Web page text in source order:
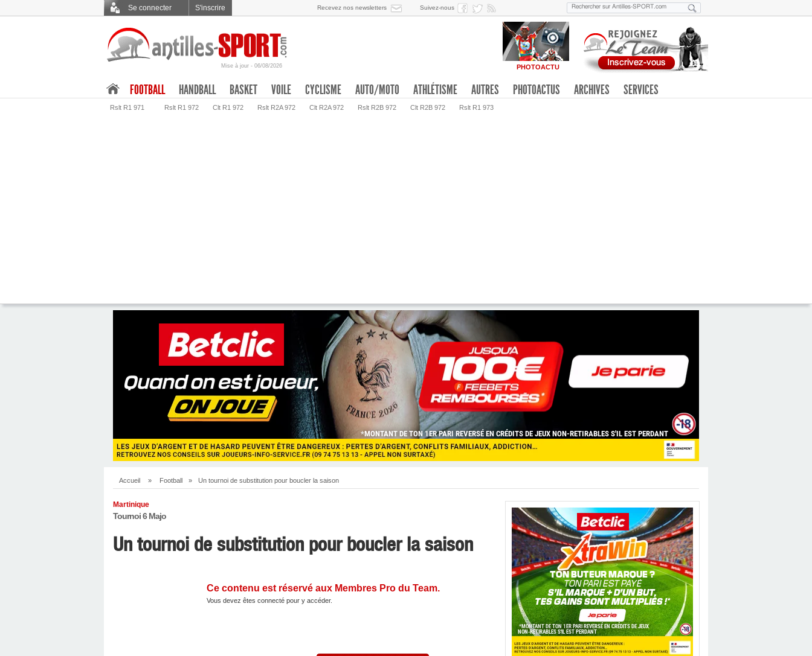
Se connecter S'inscrire Recevez nos newsletters Suivez-nous
Mise à jour - 06/08/2026 PHOTOACTU
FOOTBALL
Rslt R1 971 Rslt R1 972 Clt R1 972 Rslt R2A 972 Clt R2A 972 Rslt R2B 972 Clt R2B 972 Rslt R1 973
HANDBALL BASKET VOILE CYCLISME AUTO/MOTO ATHLÉTISME AUTRES PHOTOACTUS ARCHIVES SERVICES
Accueil » Football » Un tournoi de substitution pour boucler la saison
Martinique
Tournoi 6 Majo
Un tournoi de substitution pour boucler la saison
Ce contenu est réservé aux Membres Pro du Team.
Vous devez êtes connecté pour y accéder.